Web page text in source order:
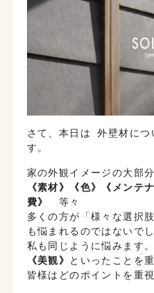
さて、本日は 外壁材につ
す。
《素材》《色》《メンテ
費》
等々
多くの方が「様々な選択
も悩まれるのではないで
私も同じように悩みます
《美観》
といったことを
皆様はどのポイントを重